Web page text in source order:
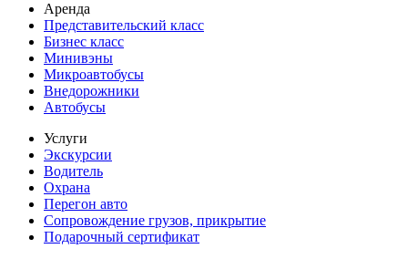
Аренда
Представительский класс
Бизнес класс
Минивэны
Микроавтобусы
Внедорожники
Автобусы
Услуги
Экскурсии
Водитель
Охрана
Перегон авто
Сопровождение грузов, прикрытие
Подарочный сертификат